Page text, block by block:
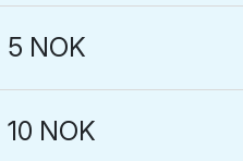
5 NOK
10 NOK